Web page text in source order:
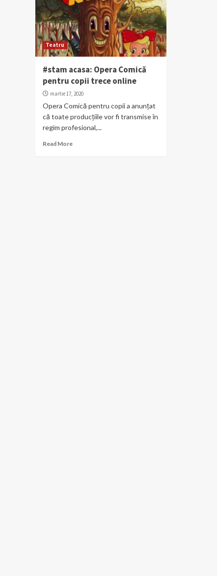
Teatru
#stam acasa: Opera Comică
pentru copii trece online
martie 17, 2020
Opera Comică pentru copii a anunțat
că toate producțiile vor fi transmise în
regim profesional,...
Read More